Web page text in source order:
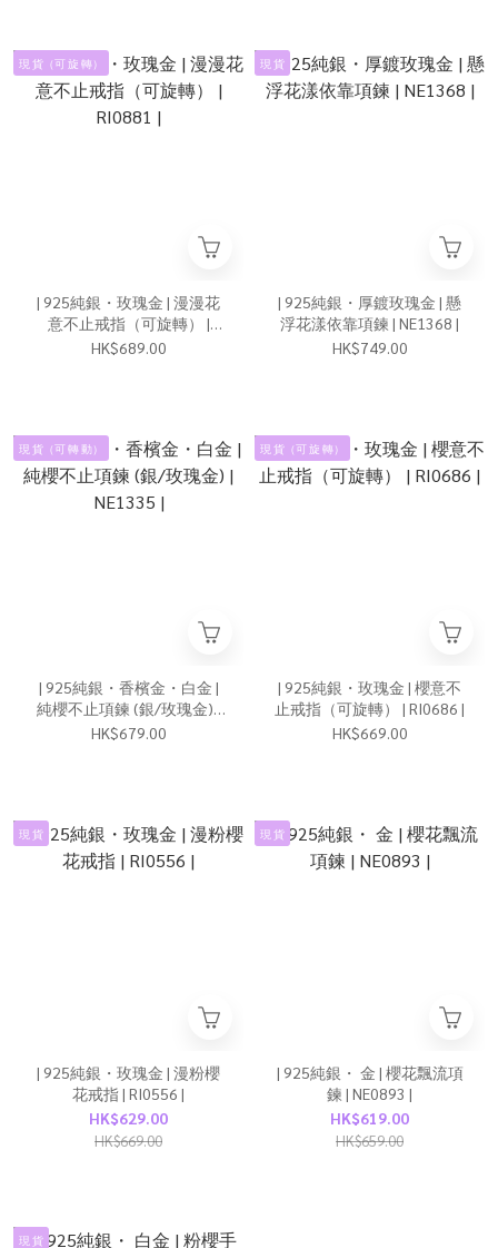
現 貨（可 旋 轉）
| 925純銀・玫瑰金 | 漫漫花
意不止戒指（可旋轉） |
RI0881 |
HK$689.00
現 貨
| 925純銀・厚鍍玫瑰金 | 懸
浮花漾依靠項鍊 | NE1368 |
HK$749.00
現 貨（可 轉 動）
| 925純銀・香檳金・白金 |
純櫻不止項鍊 (銀/玫瑰金) |
NE1335 |
HK$679.00
現 貨（可 旋 轉）
| 925純銀・玫瑰金 | 櫻意不
止戒指（可旋轉） | RI0686 |
HK$669.00
現 貨
| 925純銀・玫瑰金 | 漫粉櫻
花戒指 | RI0556 |
HK$629.00
HK$669.00
現 貨
| 925純銀・ 金 | 櫻花飄流項
鍊 | NE0893 |
HK$619.00
HK$659.00
現 貨